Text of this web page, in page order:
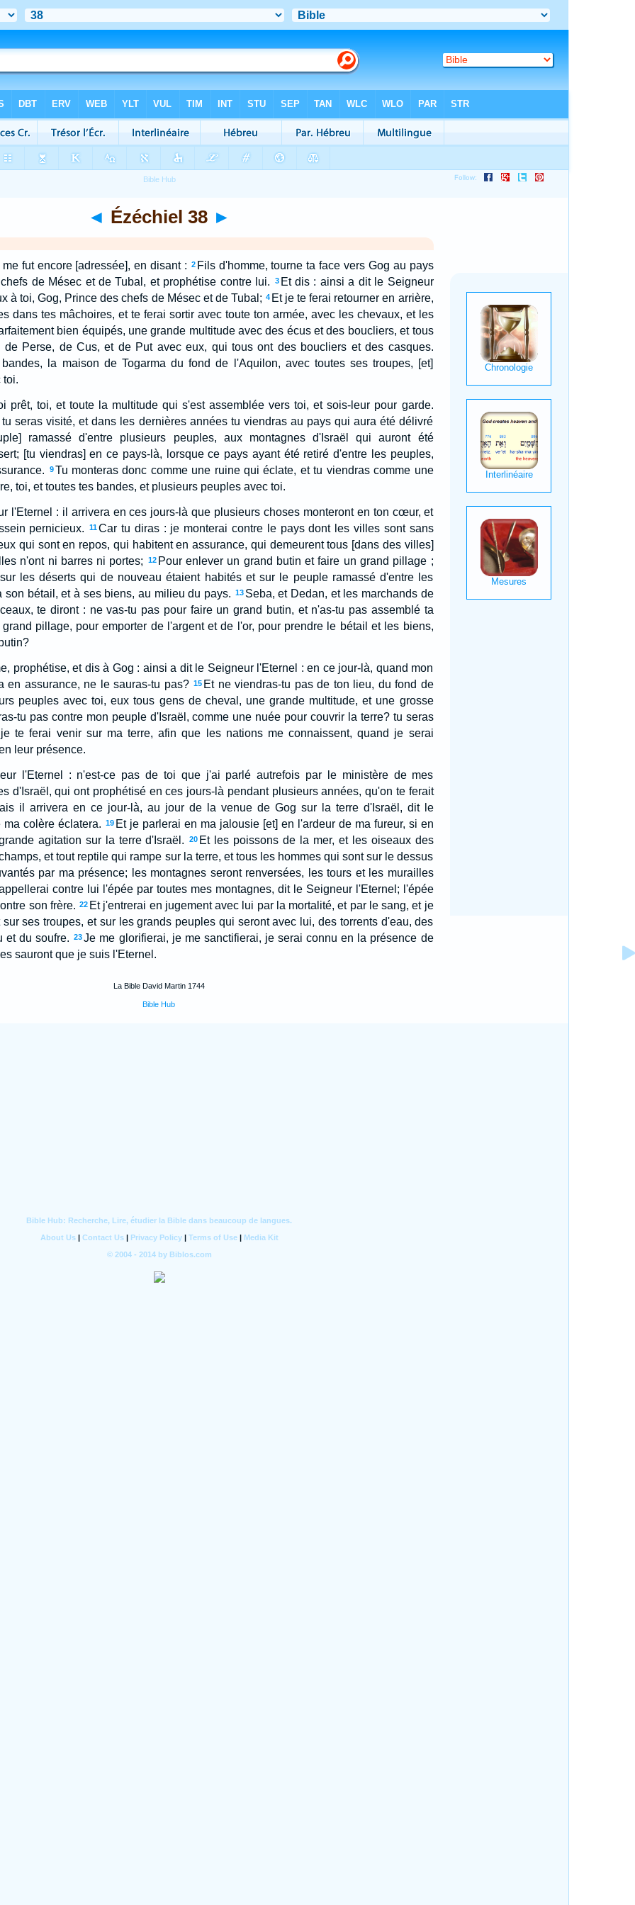
◄ Ézéchiel 38 ►
fut encore [adressée], en disant : 2 Fils d'homme, tourne ta face vers Gog au pays
de Mésec et de Tubal, et prophétise contre lui.
3 Et dis : ainsi a dit le Seigneur
à toi, Gog, Prince des chefs de Mésec et de Tubal; 4 Et je te ferai retourner en arrière,
dans tes mâchoires, et te ferai sortir avec toute ton armée, avec les chevaux, et les
bien équipés, une grande multitude avec des écus et des boucliers, et tous
de Perse, de Cus, et de Put avec eux, qui tous ont des boucliers et des casques.
la maison de Togarma du fond de l'Aquilon, avec toutes ses troupes, [et]
toi.
prêt, toi, et toute la multitude qui s'est assemblée vers toi, et sois-leur pour garde.
seras visité, et dans les dernières années tu viendras au pays qui aura été délivré
ramassé d'entre plusieurs peuples, aux montagnes d'Israël qui auront été
[tu viendras] en ce pays-là, lorsque ce pays ayant été retiré d'entre les peuples,
9 Tu monteras donc comme une ruine qui éclate, et tu viendras comme une
toi, et toutes tes bandes, et plusieurs peuples avec toi.
l'Eternel : il arrivera en ces jours-là que plusieurs choses monteront en ton cœur, et
pernicieux.
11Car tu diras : je monterai contre le pays dont les villes sont sans
qui sont en repos, qui habitent en assurance, qui demeurent tous [dans des villes]
n'ont ni barres ni portes;
12 Pour enlever un grand butin et faire un grand pillage ;
les déserts qui de nouveau étaient habités et sur le peuple ramassé d'entre les
son bétail, et à ses biens, au milieu du pays. 13 Seba, et Dedan, et les marchands de
te diront : ne vas-tu pas pour faire un grand butin, et n'as-tu pas assemblé ta
pillage, pour emporter de l'argent et de l'or, pour prendre le bétail et les biens,
prophétise, et dis à Gog : ainsi a dit le Seigneur l'Eternel : en ce jour-là, quand mon
en assurance, ne le sauras-tu pas? 15 Et ne viendras-tu pas de ton lieu, du fond de
peuples avec toi, eux tous gens de cheval, une grande multitude, et une grosse
tu pas contre mon peuple d'Israël, comme une nuée pour couvrir la terre? tu seras
te ferai venir sur ma terre, afin que les nations me connaissent, quand je serai
leur présence.
l'Eternel : n'est-ce pas de toi que j'ai parlé autrefois par le ministère de mes
d'Israël, qui ont prophétisé en ces jours-là pendant plusieurs années, qu'on te ferait
il arrivera en ce jour-là, au jour de la venue de Gog sur la terre d'Israël, dit le
colère éclatera. 19 Et je parlerai en ma jalousie [et] en l'ardeur de ma fureur, si en
agitation sur la terre d'Israël.
20 Et les poissons de la mer, et les oiseaux des
et tout reptile qui rampe sur la terre, et tous les hommes qui sont sur le dessus
par ma présence; les montagnes seront renversées, les tours et les murailles
contre lui l'épée par toutes mes montagnes, dit le Seigneur l'Eternel; l'épée
son frère. 22 Et j'entrerai en jugement avec lui par la mortalité, et par le sang, et je
ses troupes, et sur les grands peuples qui seront avec lui, des torrents d'eau, des
et du soufre.
23Je me glorifierai, je me sanctifierai, je serai connu en la présence de
sauront que je suis l'Eternel.
La Bible David Martin 1744
Bible Hub